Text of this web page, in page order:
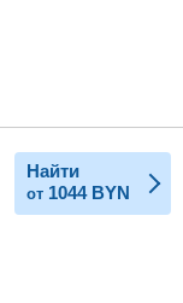
Найти
от 1044 BYN